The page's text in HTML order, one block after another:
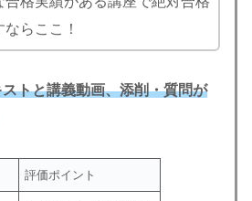
ならここ！
トと講義動画、添削・質問が
評価ポイント